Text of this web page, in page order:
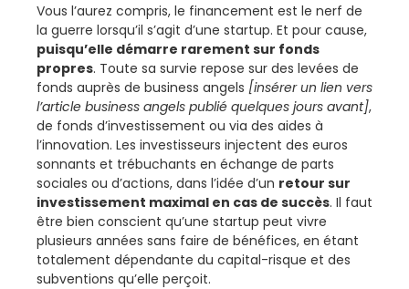
Vous l’aurez compris, le financement est le nerf de
la guerre lorsqu’il s’agit d’une startup. Et pour cause,
puisqu’elle démarre rarement sur fonds
propres. Toute sa survie repose sur des levées de
fonds auprès de business angels [insérer un lien vers
l’article business angels publié quelques jours avant],
de fonds d’investissement ou via des aides à
l’innovation. Les investisseurs injectent des euros
sonnants et trébuchants en échange de parts
sociales ou d’actions, dans l’idée d’un retour sur
investissement maximal en cas de succès. Il faut
être bien conscient qu’une startup peut vivre
plusieurs années sans faire de bénéfices, en étant
totalement dépendante du capital-risque et des
subventions qu’elle perçoit.